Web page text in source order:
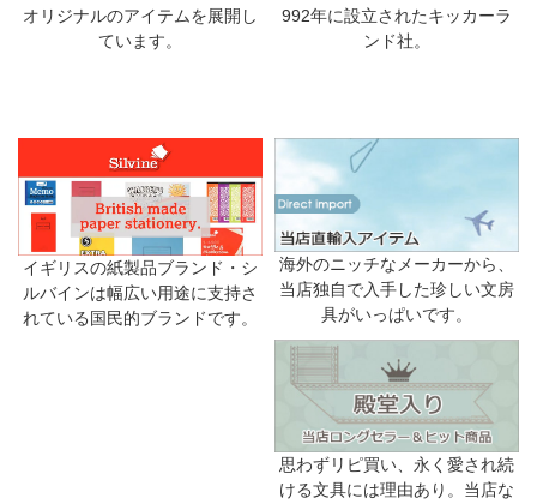
オリジナルのアイテムを展開し
ています。
992年に設立されたキッカーラ
ンド社。
イギリスの紙製品ブランド・シ
ルバインは幅広い用途に支持さ
れている国民的ブランドです。
海外のニッチなメーカーから、
当店独自で入手した珍しい文房
具がいっぱいです。
思わずリピ買い、永く愛され続
ける文具には理由あり。当店な